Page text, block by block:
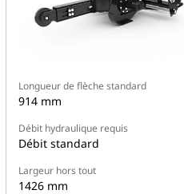
Longueur de flèche standard
914 mm
Débit hydraulique requis
Débit standard
Largeur hors tout
1426 mm